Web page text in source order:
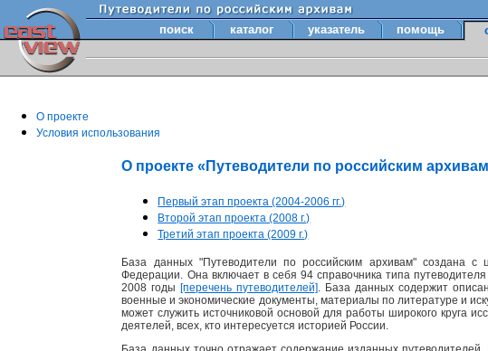
поиск каталог указатель помощь
О проекте
Условия использования
О проекте «Путеводители по российским
Первый этап проекта (2004-2006 гг.)
Второй этап проекта (2008 г.)
Третий этап проекта (2009 г.)
База данных "Путеводители по российским архивам" создана с
Федерации. Она включает в себя 94 справочника типа
2008 годы [перечень путеводителей]. База данных содержит
военные и экономические документы, материалы по литературе и
может служить источниковой основой для работы широкого круга
деятелей, всех, кто интересуется историей России.